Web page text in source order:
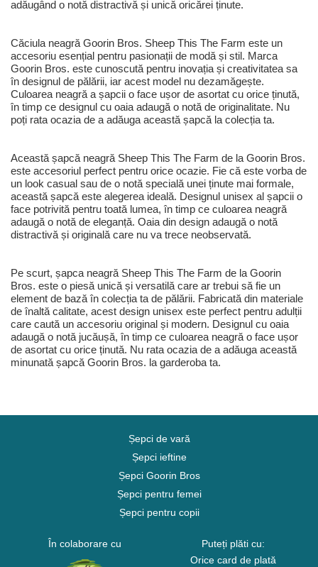
adăugând o notă distractivă și unică oricărei ținute.
Căciula neagră Goorin Bros. Sheep This The Farm este un
accesoriu esențial pentru pasionații de modă și stil. Marca
Goorin Bros. este cunoscută pentru inovația și creativitatea sa
în designul de pălării, iar acest model nu dezamăgește.
Culoarea neagră a șapcii o face ușor de asortat cu orice ținută,
în timp ce designul cu oaia adaugă o notă de originalitate. Nu
poți rata ocazia de a adăuga această șapcă la colecția ta.
Această șapcă neagră Sheep This The Farm de la Goorin Bros.
este accesoriul perfect pentru orice ocazie. Fie că este vorba de
un look casual sau de o notă specială unei ținute mai formale,
această șapcă este alegerea ideală. Designul unisex al șapcii o
face potrivită pentru toată lumea, în timp ce culoarea neagră
adaugă o notă de eleganță. Oaia din design adaugă o notă
distractivă și originală care nu va trece neobservată.
Pe scurt, șapca neagră Sheep This The Farm de la Goorin
Bros. este o piesă unică și versatilă care ar trebui să fie un
element de bază în colecția ta de pălării. Fabricată din materiale
de înaltă calitate, acest design unisex este perfect pentru adulții
care caută un accesoriu original și modern. Designul cu oaia
adaugă o notă jucăușă, în timp ce culoarea neagră o face ușor
de asortat cu orice ținută. Nu rata ocazia de a adăuga această
minunată șapcă Goorin Bros. la garderoba ta.
Șepci de vară
Șepci ieftine
Șepci Goorin Bros
Șepci pentru femei
Șepci pentru copii
În colaborare cu
Puteți plăti cu:
Orice card de plată